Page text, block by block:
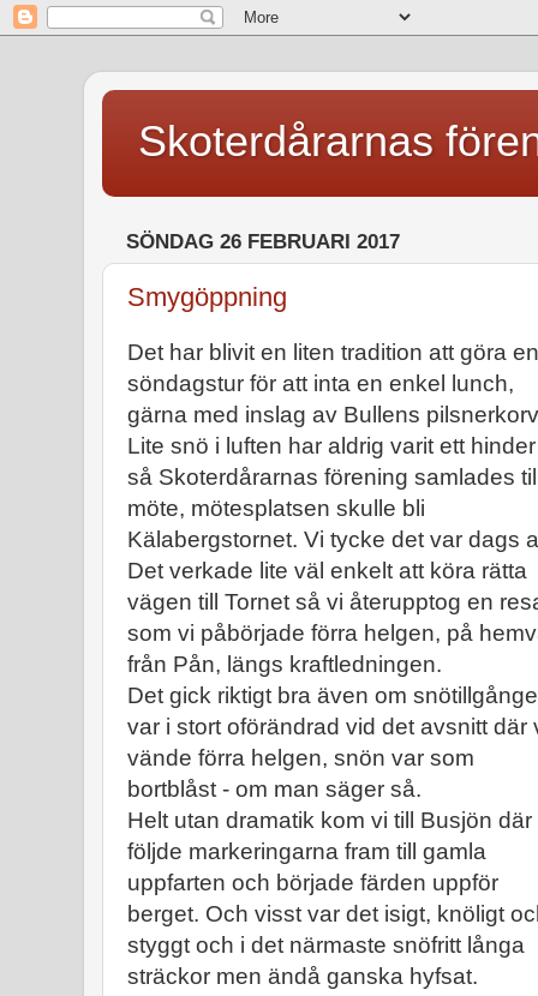
Skoterdårarnas
SÖNDAG 26 FEBRUARI 2017
Smygöppning
Det har blivit en liten tradition att göra en
söndagstur för att inta en enkel lunch,
gärna med inslag av Bullens
Lite snö i luften har aldrig varit ett hinder
så Skoterdårarnas förening samlades
möte, mötesplatsen skulle bli
Kälabergstornet. Vi tycke det var dags
Det verkade lite väl enkelt att köra rätta
vägen till Tornet så vi återupptog en
som vi påbörjade förra helgen, på
från Pån, längs kraftledningen.
Det gick riktigt bra även om
var i stort oförändrad vid det avsnitt där
vände förra helgen, snön var som
bortblåst - om man säger så.
Helt utan dramatik kom vi till Busjön där
följde markeringarna fram till gamla
uppfarten och började färden uppför
berget. Och visst var det isigt, knöligt
styggt och i det närmaste snöfritt långa
sträckor men ändå ganska hyfsat.